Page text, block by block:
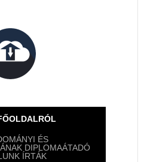
ÉS
DIPLOMAÁTADÓ
ÍRTÁK